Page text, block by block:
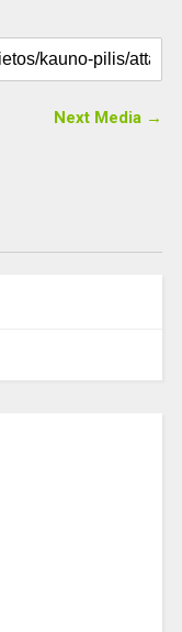
Next Media →